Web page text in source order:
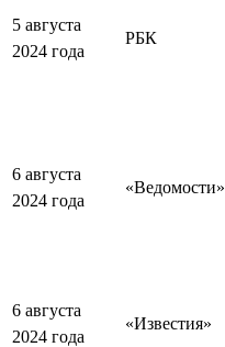
5 августа
2024 года
РБК
6 августа
2024 года
«Ведомости»
6 августа
2024 года
«Известия»